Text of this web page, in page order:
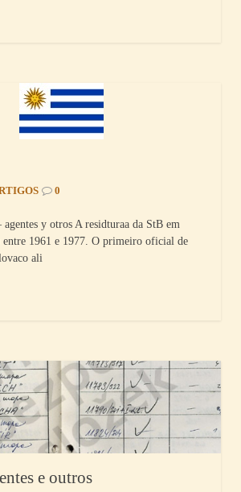
0
y otros A residturaa da StB em
1961 e 1977. O primeiro oficial de
ali
e outros